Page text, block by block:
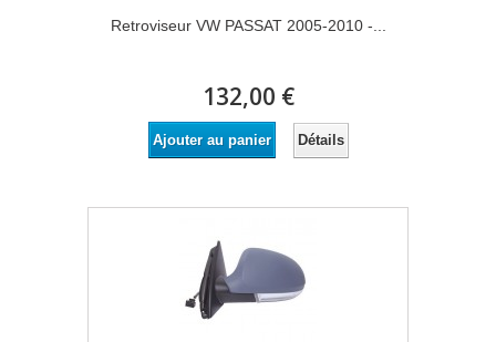
Retroviseur VW PASSAT 2005-2010 -...
132,00 €
Ajouter au panier Détails